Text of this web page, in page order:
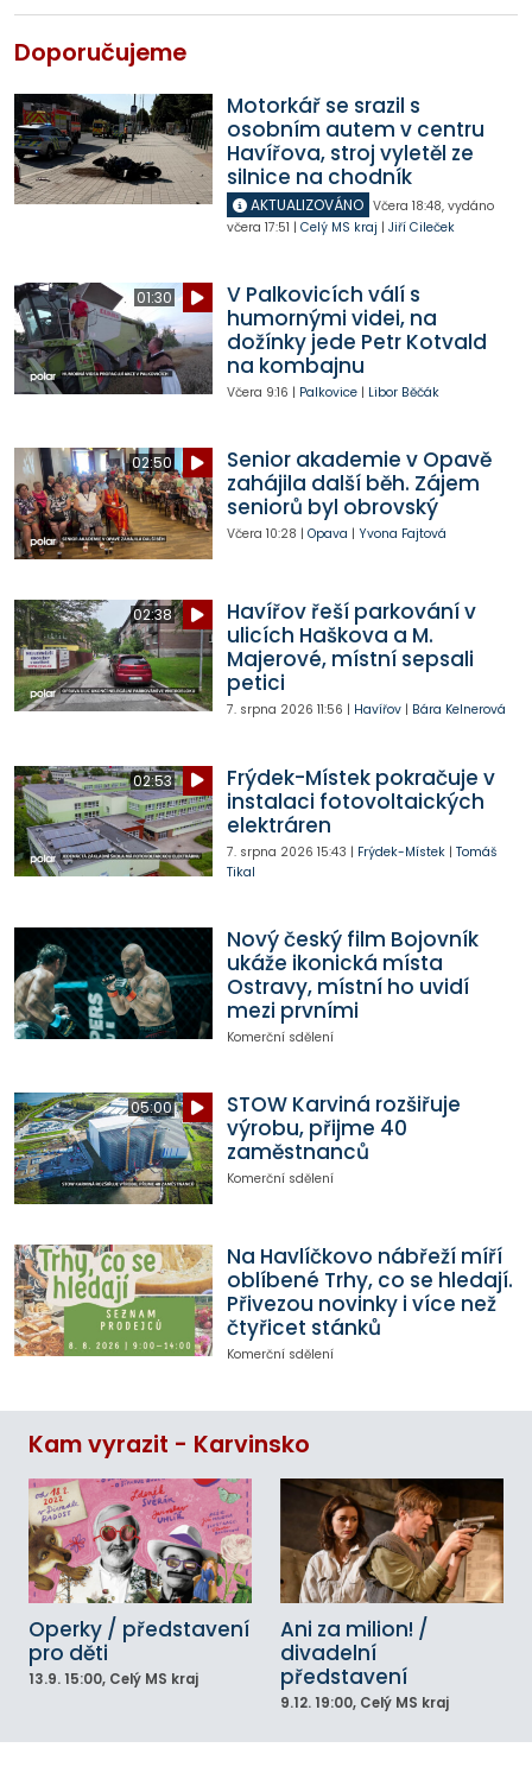
Doporučujeme
Motorkář se srazil s
osobním autem v centru
Havířova, stroj vyletěl ze
silnice na chodník
AKTUALIZOVÁNO Včera 18:48, vydáno
včera 17:51 | Celý MS kraj | Jiří Cileček
01:30
V Palkovicích válí s
humornými videi, na
dožínky jede Petr Kotvald
na kombajnu
Včera 9:16 | Palkovice| Libor Běčák
02:50
Senior akademie v Opavě
zahájila další běh. Zájem
seniorů byl obrovský
Včera 10:28 | Opava | Yvona Fajtová
02:38
Havířov řeší parkování v
ulicích Haškova a M.
Majerové, místní sepsali
petici
7. srpna 2026 11:56 | Havířov| Bára Kelnerová
02:53
Frýdek-Místek pokračuje v
instalaci fotovoltaických
elektráren
7. srpna 2026 15:43 | Frýdek-Místek| Tomáš
Tikal
Nový český film Bojovník
ukáže ikonická místa
Ostravy, místní ho uvidí
mezi prvními
Komerční sdělení
05:00
STOW Karviná rozšiřuje
výrobu, přijme 40
zaměstnanců
Komerční sdělení
Na Havlíčkovo nábřeží míří
oblíbené Trhy, co se hledají.
Přivezou novinky i více než
čtyřicet stánků
Komerční sdělení
Kam vyrazit - Karvinsko
Operky / představení
pro děti
13.9. 15:00, Celý MS kraj
Ani za milion! /
divadelní
představení
9.12. 19:00, Celý MS kraj